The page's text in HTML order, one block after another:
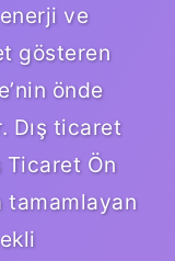
ve
gösteren
önde
Dış ticaret
Ticaret Ön
tamamlayan